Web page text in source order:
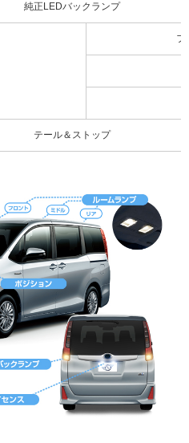
純正LEDバックランプ
フ
テール＆ストップ